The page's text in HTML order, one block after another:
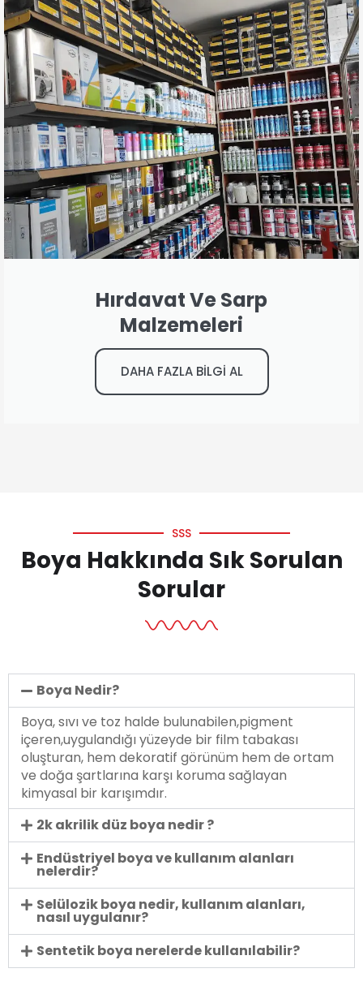
Hırdavat Ve Sarp
Malzemeleri
DAHA FAZLA BİLGİ AL
SSS
Boya Hakkında Sık Sorulan
Sorular
Boya Nedir?
Boya, sıvı ve toz halde bulunabilen,pigment
içeren,uygulandığı yüzeyde bir film tabakası
oluşturan, hem dekoratif görünüm hem de ortam
ve doğa şartlarına karşı koruma sağlayan
kimyasal bir karışımdır.
2k akrilik düz boya nedir ?
Endüstriyel boya ve kullanım alanları
nelerdir?
Selülozik boya nedir, kullanım alanları,
nasıl uygulanır?
Sentetik boya nerelerde kullanılabilir?